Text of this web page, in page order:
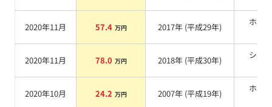
2020年11月 57.4 万円 2017年 (平成29年)
ホワ
2020年11月 78.0 万円 2018年 (平成30年)
シル
2020年10月 24.2 万円 2007年 (平成19年)
ホワ